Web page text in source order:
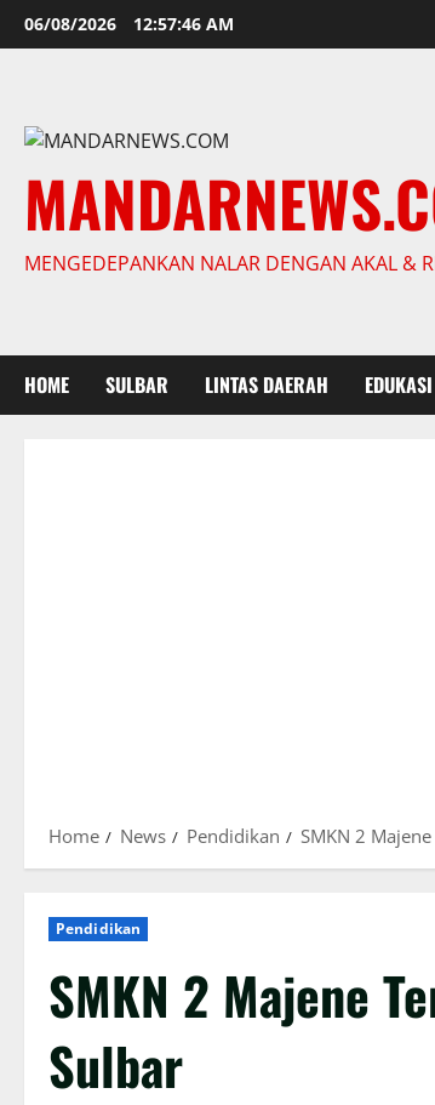
Skip
to
06/08/2026 12:57:47 AM
MENGEDEPANKAN NALAR DENGAN AKAL &
HOME SULBAR LINTAS DAERAH
Home News Pendidikan SMKN 2
Pendidikan
SMKN 2 Majene
Sulbar